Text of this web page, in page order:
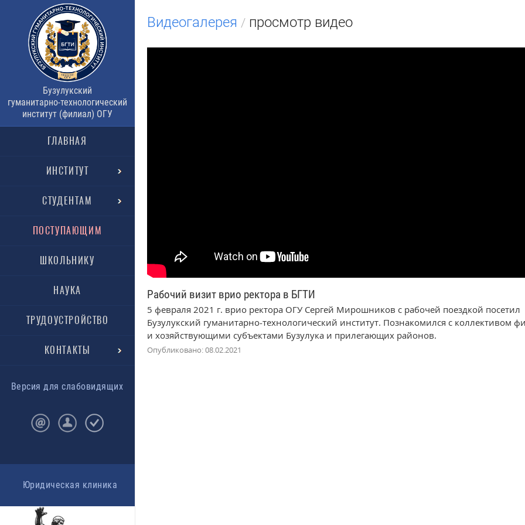
Бузулукский
гуманитарно-технологический
институт (филиал) ОГУ
ГЛАВНАЯ
ИНСТИТУТ
СТУДЕНТАМ
ПОСТУПАЮЩИМ
ШКОЛЬНИКУ
НАУКА
ТРУДОУСТРОЙСТВО
КОНТАКТЫ
Версия для слабовидящих
Юридическая клиника
Видеогалерея / просмотр видео
Рабочий визит врио ректора в БГТИ
5 февраля 2021 г. врио ректора ОГУ Сергей Мирошников с рабочей поездкой посетил
Бузулукский гуманитарно-технологический институт. Познакомился с коллективом
и хозяйствующими субъектами Бузулука и прилегающих районов.
Опубликовано: 08.02.2021